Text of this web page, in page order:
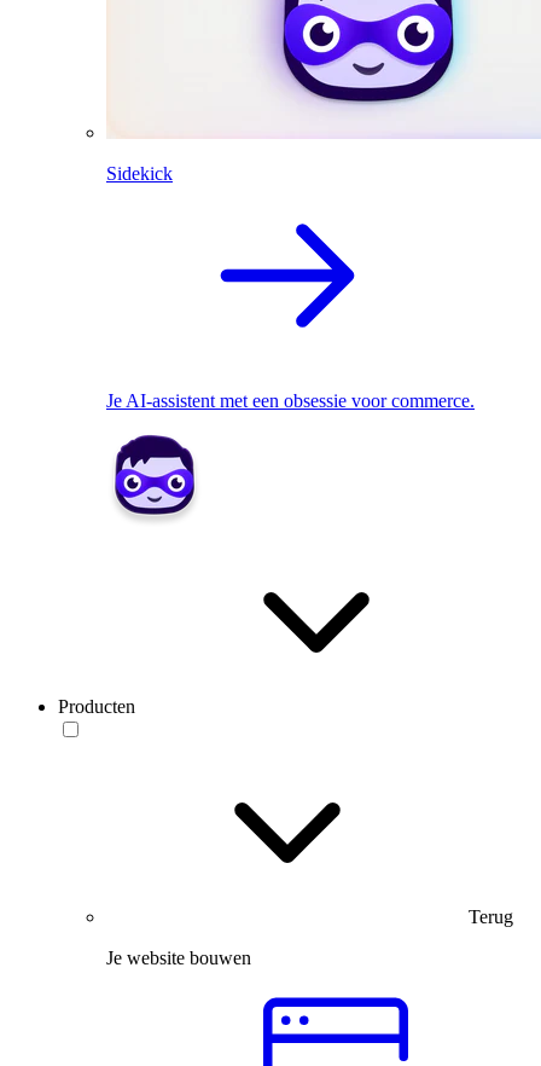
Sidekick
Je AI-assistent met een obsessie voor commerce.
Producten
Terug
Je website bouwen